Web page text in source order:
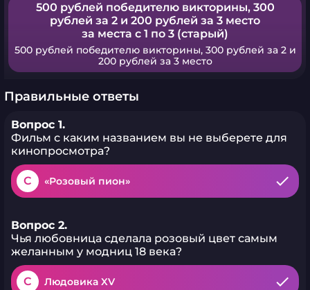
500 рублей победителю викторины, 300
рублей за 2 и 200 рублей за 3 место
за места с 1 по 3 (старый)
500 рублей победителю викторины, 300 рублей за 2 и
200 рублей за 3 место
Правильные ответы
Вопрос 1.
Фильм с каким названием вы не выберете для
кинопросмотра?
C «Розовый пион»
Вопрос 2.
Чья любовница сделала розовый цвет самым
желанным у модниц 18 века?
C Людовика XV